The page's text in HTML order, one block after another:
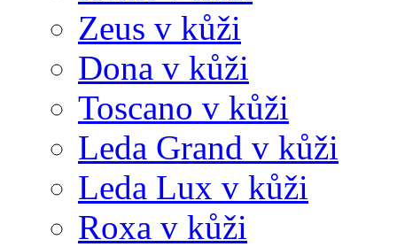
Zeus v kůži
Dona v kůži
Toscano v kůži
Leda Grand v kůži
Leda Lux v kůži
Roxa v kůži